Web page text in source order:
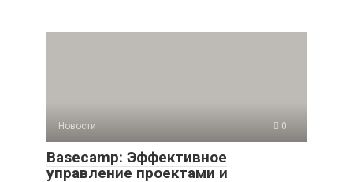
Новости 0
Basecamp: Эффективное
управление проектами и